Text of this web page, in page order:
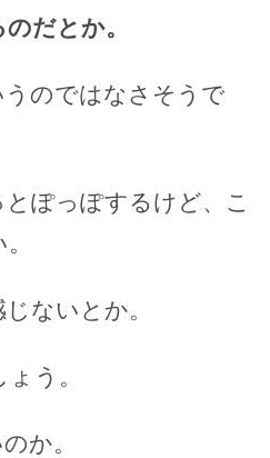
だとか。
のではなさそうで
ぽっぽするけど、こ
ないとか。
う。
か。